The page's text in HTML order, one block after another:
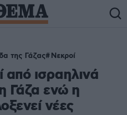
της Γάζας Νεκροί
από ισραηλινά
Γάζα ενώ η
νέες